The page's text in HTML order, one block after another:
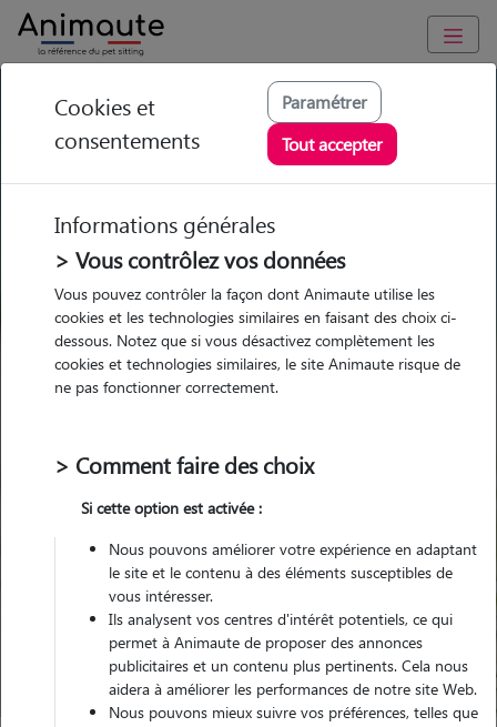
GARDE ANIMAUX à Alençon : Garde chien et chat en famille
ou à domicile, visites et promenades
Trouvez une garde animaux à
Alençon
Parmi nos 18 pet-sitters à Alençon
Garde
chez le Pet Sitter
Garde
chez le Pet Sitter
Pour quel animal ?
Trouver mon Pet Sitter
Cookies et
consentements
Paramétrer
Tout accepter
Informations générales
> Vous contrôlez vos données
Vous pouvez contrôler la façon dont Animaute utilise les
cookies et les technologies similaires en faisant des choix ci-
dessous. Notez que si vous désactivez complètement les
cookies et technologies similaires, le site Animaute risque de
ne pas fonctionner correctement.
> Comment faire des choix
Si cette option est activée :
Nous pouvons améliorer votre expérience en adaptant
le site et le contenu à des éléments susceptibles de
vous intéresser.
Ils analysent vos centres d'intérêt potentiels, ce qui
permet à Animaute de proposer des annonces
publicitaires et un contenu plus pertinents. Cela nous
aidera à améliorer les performances de notre site Web.
Nous pouvons mieux suivre vos préférences, telles que